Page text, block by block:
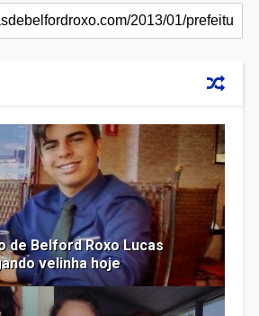
de Belford Roxo Lucas
velinha hoje